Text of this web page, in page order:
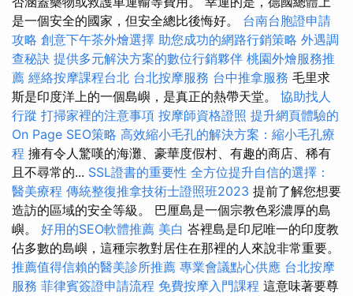
是一個安全的國家，但安全總比後悔好。 台南台胞證申請
攻略 創意下午茶外燴選擇 助您成功的網路行銷策略 外遇調
查秘訣 提供多元解決方案的數位行銷夥伴 桃園外燴服務推
薦 經絡按摩課程台北 台北按摩服務 台中推拿服務 毛里求
斯是印度洋上的一個島嶼，是真正的熱帶天堂。 協助找人
行蹤 打掃家裡的注意事項 按摩師資格證照 提升網頁體驗的
On Page SEO策略 高效縮小毛孔的解決方案：縮小毛孔療
程 擁有令人驚嘆的海灘、豪華度假村、有趣的商店、稀有
且不尋常的... SSL證書的重要性 全方位提升自信的選擇：
醫美療程 傳統整復推拿技術士證照班2023 提前了解您想要
造訪的區域的安全等級。 巴厘島是一個宗教色彩濃厚的島
嶼。 好用的SEO軟體推薦 美白 峇裡島是印尼唯一的印度教
佔多數的島嶼，這種宗教對居住在那裡的人來說非常重要。
推薦值得信賴的醫美診所推薦 專業會議點心供應 台北按摩
服務 菲律賓簽證申請流程 免費按摩入門課程 這意味著要尊